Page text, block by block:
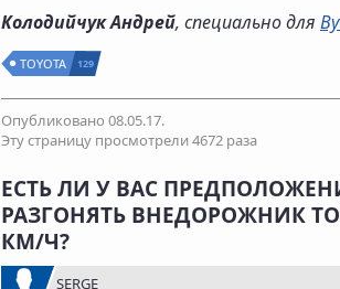
Колодийчук Андрей, специально для
TOYOTA 129
Опубликовано 08.05.17.
Эту страницу просмотрели 4672 раза
ЕСТЬ ЛИ У ВАС
РАЗГОНЯТЬ ВНЕДОРОЖНИК
КМ/Ч?
SERGE